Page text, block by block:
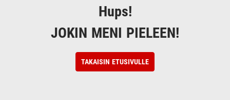
Hups!
JOKIN MENI PIELEEN!
TAKAISIN ETUSIVULLE